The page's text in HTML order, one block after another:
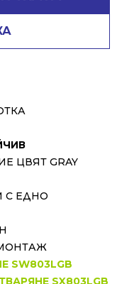
ЦВЯТ GRAY
С ЕДНО
SW803LGB
SX803LGB